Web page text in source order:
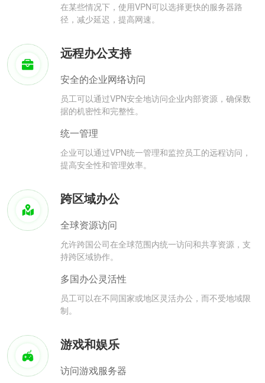
在某些情况下，使用VPN可以选择更快的服务器路
径，减少延迟，提高网速。
远程办公支持
安全的企业网络访问
员工可以通过VPN安全地访问企业内部资源，确保数
据的机密性和完整性。
统一管理
企业可以通过VPN统一管理和监控员工的远程访问，
提高安全性和管理效率。
跨区域办公
全球资源访问
允许跨国公司在全球范围内统一访问和共享资源，支
持跨区域协作。
多国办公灵活性
员工可以在不同国家或地区灵活办公，而不受地域限
制。
游戏和娱乐
访问游戏服务器